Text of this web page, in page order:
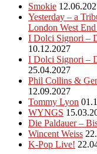
Smokie
Yesterday – a
London West
I Dolci Signori –
10.12.2027
I Dolci Signori –
25.04.2027
Phil Collins &
12.09.2027
Tommy Lyon
WYNGS
Die Paldauer –
Wincent Weiss
K-Pop Live!